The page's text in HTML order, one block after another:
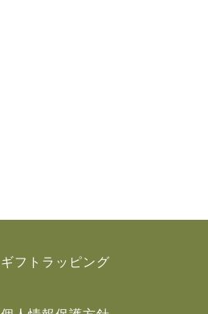
ギフトラッピング